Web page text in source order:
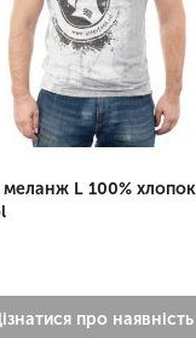
L 100%
про наявність